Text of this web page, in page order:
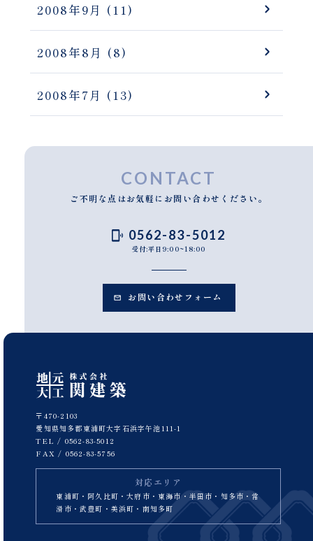
2008年9月 (11)
2008年8月 (8)
2008年7月 (13)
CONTACT
ご不明な点はお気軽にお問い合わせください。
0562-83-5012
受付:平日9:00~18:00
お問い合わせフォーム
〒470-2103
愛知県知多郡東浦町大字石浜字午池111-1
TEL / 0562-83-5012
FAX / 0562-83-5756
対応エリア
東浦町・阿久比町・大府市・東海市・半田市・知多市・常
滑市・武豊町・美浜町・南知多町